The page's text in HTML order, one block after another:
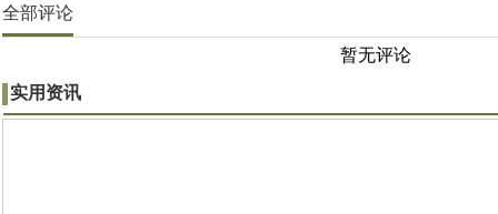
全部评论
暂无评论
实用资讯